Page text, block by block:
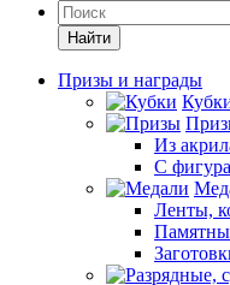
Найти
Призы и награды
Из
С
Ленты,